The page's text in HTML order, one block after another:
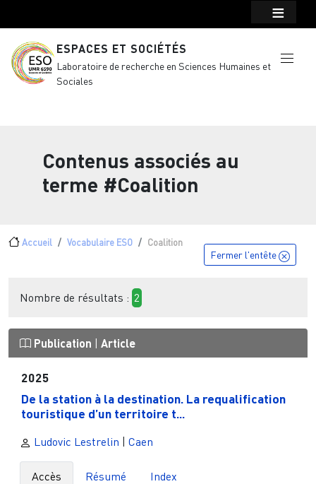
ESPACES ET SOCIÉTÉS
Laboratoire de recherche en Sciences Humaines et
Sociales
Contenus associés au
terme #Coalition
Fil d'Ariane
Accueil Vocabulaire ESO Coalition
Fermer l'entête
Nombre de résultats : 2
Publication Article
2025
De la station à la destination. La requalification
touristique d’un territoire t...
Ludovic Lestrelin | Caen
Accès Résumé Index